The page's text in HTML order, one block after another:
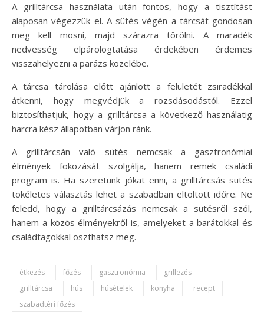
A grilltárcsa használata után fontos, hogy a tisztítást
alaposan végezzük el. A sütés végén a tárcsát gondosan
meg kell mosni, majd szárazra törölni. A maradék
nedvesség elpárologtatása érdekében érdemes
visszahelyezni a parázs közelébe.
A tárcsa tárolása előtt ajánlott a felületét zsiradékkal
átkenni, hogy megvédjük a rozsdásodástól. Ezzel
biztosíthatjuk, hogy a grilltárcsa a következő használatig
harcra kész állapotban várjon ránk.
A grilltárcsán való sütés nemcsak a gasztronómiai
élmények fokozását szolgálja, hanem remek családi
program is. Ha szeretünk jókat enni, a grilltárcsás sütés
tökéletes választás lehet a szabadban eltöltött időre. Ne
feledd, hogy a grilltárcsázás nemcsak a sütésről szól,
hanem a közös élményekről is, amelyeket a barátokkal és
családtagokkal oszthatsz meg.
étkezés főzés gasztronómia
grillezés
grilltárcsa
hús húsételek konyha
recept
szabadtéri főzés